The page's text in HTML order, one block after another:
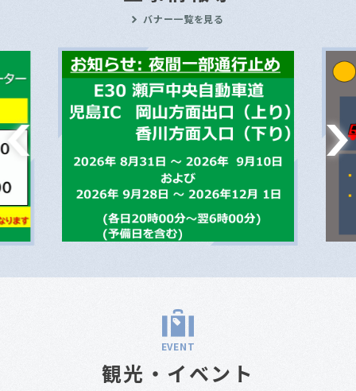
バナー一覧を見る
EVENT
観光・イベント